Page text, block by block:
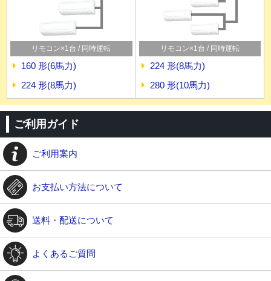
リモコン×1台 / 同時運転
160 形(6馬力)
224 形(8馬力)
リモコン×1台 / 同時運転
224 形(8馬力)
280 形(10馬力)
ご利用ガイド
ご利用案内
お支払い方法について
送料・配送について
よくあるご質問